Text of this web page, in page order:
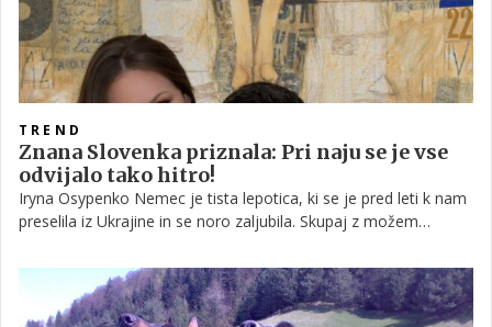
TREND
Znana Slovenka priznala: Pri naju se je vse
odvijalo tako hitro!
Iryna Osypenko Nemec je tista lepotica, ki se je pred leti k nam
preselila iz Ukrajine in se noro zaljubila. Skupaj z možem
dom, v katerem sta našla prostor tudi za štirinožnega
kosmatinca Maxija, medtem ko bosta na dojenčka še malo
počakala.